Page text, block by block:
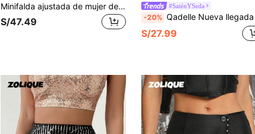
Minifalda ajustada de mujer de moda casual de color liso con patchwork de encaje, de piel sintética fina, cuero artificial sin elasticidad, para usar en todas las estaciones, color negro
S/47.49
#SaténYSeda
-20% Qadelle Nueva llegada Primavera/Verano Falda negra casual elegante de vacaciones para fiesta en la playa sexy con abertura y parches de encaje para mujeres
S/27.99